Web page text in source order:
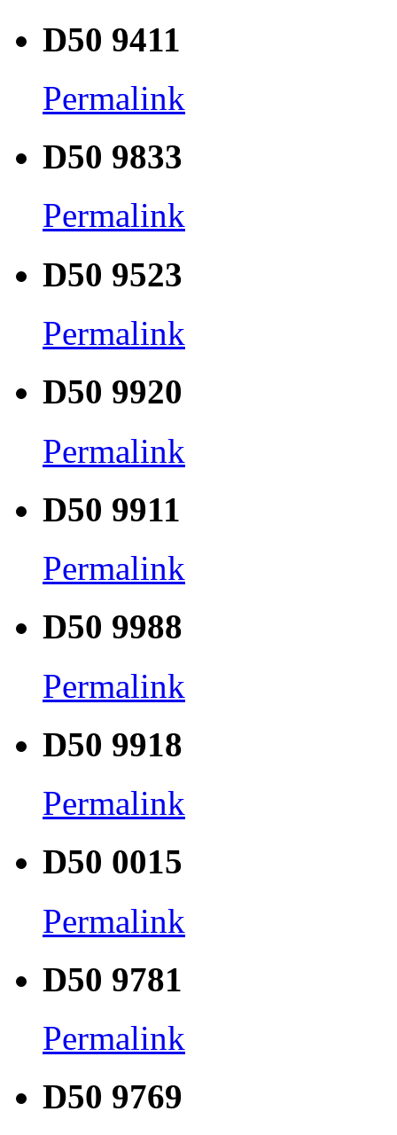
D50 9411
Permalink
D50 9833
Permalink
D50 9523
Permalink
D50 9920
Permalink
D50 9911
Permalink
D50 9988
Permalink
D50 9918
Permalink
D50 0015
Permalink
D50 9781
Permalink
D50 9769